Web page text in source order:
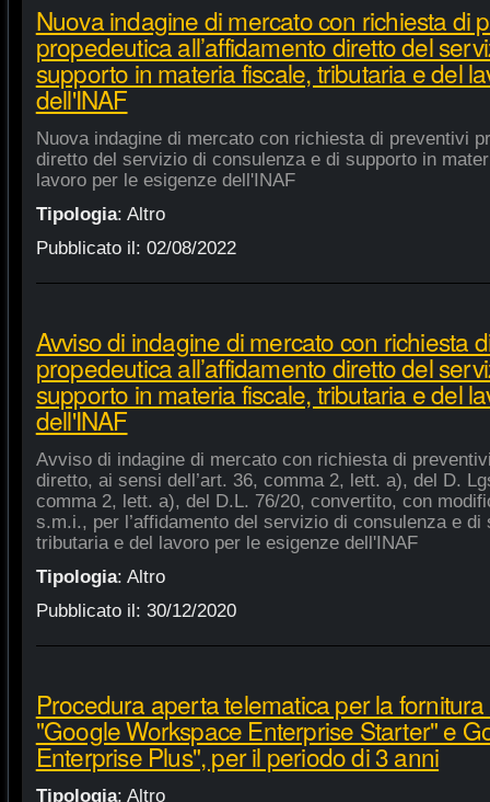
Nuova indagine di mercato con richiesta di
propedeutica all’affidamento diretto del
supporto in materia fiscale, tributaria e del
dell'INAF
Nuova indagine di mercato con richiesta di preventivi
diretto del servizio di consulenza e di supporto in
lavoro per le esigenze dell'INAF
Tipologia: Altro
Pubblicato il: 02/08/2022
Avviso di indagine di mercato con richiesta
propedeutica all’affidamento diretto del
supporto in materia fiscale, tributaria e del
dell'INAF
Avviso di indagine di mercato con richiesta di
diretto, ai sensi dell’art. 36, comma 2, lett. a), del D.
comma 2, lett. a), del D.L. 76/20, convertito, con
s.m.i., per l’affidamento del servizio di consulenza e
tributaria e del lavoro per le esigenze dell'INAF
Tipologia: Altro
Pubblicato il: 30/12/2020
Procedura aperta telematica per la
"Google Workspace Enterprise Starter" e
Enterprise Plus", per il periodo di 3 anni
Tipologia: Altro